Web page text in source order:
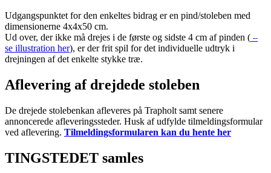
Udgangspunktet for den enkeltes bidrag er en pind/stoleben med
dimensionerne 4x4x50 cm.
Ud over, der ikke må drejes i de første og sidste 4 cm af pinden ( –
se illustration her), er der frit spil for det individuelle udtryk i
drejningen af det enkelte stykke træ.
Aflevering af drejdede stoleben
De drejede stolebenkan afleveres på Trapholt samt senere
annoncerede afleveringssteder. Husk af udfylde tilmeldingsformular
ved aflevering. Tilmeldingsformularen kan du hente her
TINGSTEDET samles